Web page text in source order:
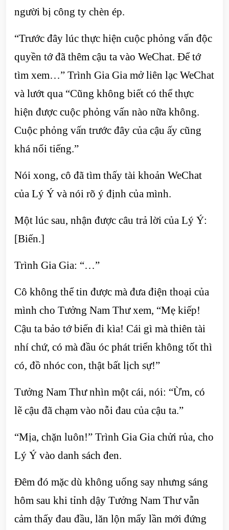
người bị công ty chèn ép.
“Trước đây lúc thực hiện cuộc phỏng vấn độc
quyền tớ đã thêm cậu ta vào WeChat. Để tớ
tìm xem…” Trình Gia Gia mở liên lạc WeChat
và lướt qua “Cũng không biết có thể thực
hiện được cuộc phỏng vấn nào nữa không.
Cuộc phỏng vấn trước đây của cậu ấy cũng
khá nổi tiếng.”
Nói xong, cô đã tìm thấy tài khoản WeChat
của Lý Ý và nói rõ ý định của mình.
Một lúc sau, nhận được câu trả lời của Lý Ý:
[Biến.]
Trình Gia Gia: “…”
Cô không thể tin được mà đưa điện thoại của
mình cho Tưởng Nam Thư xem, “Mẹ kiếp!
Cậu ta bảo tớ biến đi kìa! Cái gì mà thiên tài
nhí chứ, có mà đầu óc phát triển không tốt thì
có, đồ nhóc con, thật bất lịch sự!”
Tưởng Nam Thư nhìn một cái, nói: “Ừm, có
lẽ cậu đã chạm vào nỗi đau của cậu ta.”
“Mịa, chặn luôn!” Trình Gia Gia chửi rủa, cho
Lý Ý vào danh sách đen.
Đêm đó mặc dù không uống say nhưng sáng
hôm sau khi tỉnh dậy Tưởng Nam Thư vẫn
cảm thấy đau đầu, lăn lộn mấy lần mới đứng